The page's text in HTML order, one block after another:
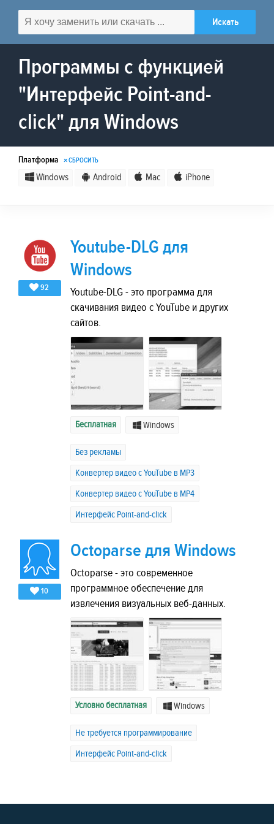
Программы с функцией
"Интерфейс Point-and-
click" для Windows
Платформа × СБРОСИТЬ
Windows Android Mac iPhone
92
Youtube-DLG для
Windows
Youtube-DLG - это программа для
скачивания видео с YouTube и других
сайтов.
Бесплатная Windows
Без рекламы
Конвертер видео с YouTube в MP3
Конвертер видео с YouTube в MP4
Интерфейс Point-and-click
10
Octoparse для Windows
Octoparse - это современное
программное обеспечение для
извлечения визуальных веб-данных.
Условно бесплатная Windows
Не требуется программирование
Интерфейс Point-and-click